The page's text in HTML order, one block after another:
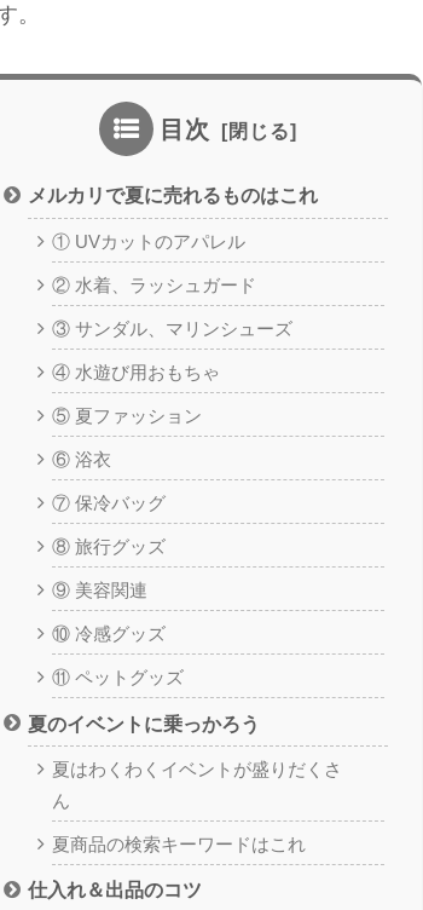
。
目次
メルカリで夏に売れるものはこれ
① UVカットのアパレル
② 水着、ラッシュガード
③ サンダル、マリンシューズ
④ 水遊び用おもちゃ
⑤ 夏ファッション
⑥ 浴衣
⑦ 保冷バッグ
⑧ 旅行グッズ
⑨ 美容関連
⑩ 冷感グッズ
⑪ ペットグッズ
夏のイベントに乗っかろう
夏はわくわくイベントが盛りだくさ
ん
夏商品の検索キーワードはこれ
仕入れ＆出品のコツ